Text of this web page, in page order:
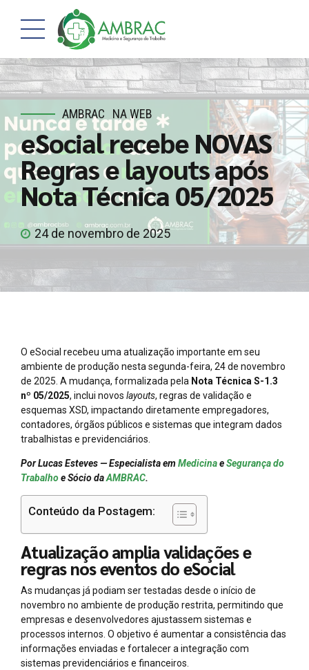
AMBRAC NA WEB
eSocial recebe NOVAS
Regras e layouts após
Nota Técnica 05/2025
24 de novembro de 2025
O eSocial recebeu uma atualização importante em seu
ambiente de produção nesta segunda-feira, 24 de novembro
de 2025. A mudança, formalizada pela Nota Técnica S-1.3
nº 05/2025, inclui novos layouts, regras de validação e
esquemas XSD, impactando diretamente empregadores,
contadores, órgãos públicos e sistemas que integram dados
trabalhistas e previdenciários.
Por Lucas Esteves — Especialista emMedicinaeSegurança do
Trabalhoe Sócio daAMBRAC.
Conteúdo da Postagem:
Atualização amplia validações e
regras nos eventos do eSocial
As mudanças já podiam ser testadas desde o início de
novembro no ambiente de produção restrita, permitindo que
empresas e desenvolvedores ajustassem sistemas e
processos internos. O objetivo é aumentar a consistência das
informações enviadas e fortalecer a integração com
sistemas previdenciários e financeiros.